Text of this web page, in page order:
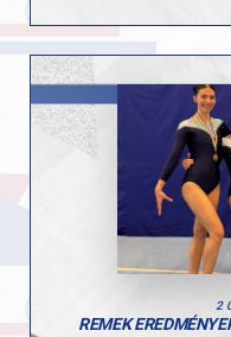
meg. Emellett
A kadet mezőnyben
„Magyar
ezüstérmet szerzett,
hétvége
zajló tudatos és
versenyzők fejlődését.
Gratulálunk a
teljesítményhez. Hajrá
REMEK